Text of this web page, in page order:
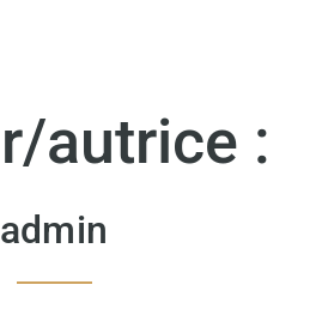
autrice :
admin